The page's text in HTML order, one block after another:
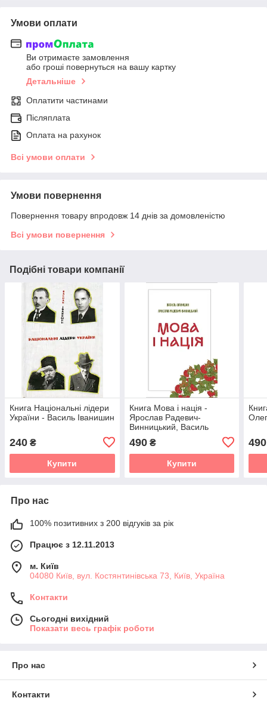
Умови оплати
Ви отримаєте замовлення
або гроші повернуться на вашу картку
Детальніше
Оплатити частинами
Післяплата
Оплата на рахунок
Всі умови оплати
Умови повернення
Повернення товару впродовж 14 днів за домовленістю
Всі умови повернення
Подібні товари компанії
Книга Національні лідери
України - Василь Іванишин
240 ₴
Купити
Книга Мова і нація -
Ярослав Радевич-
Винницький, Василь
490₴
Купити
490
Про нас
100% позитивних з 200 відгуків за рік
Працює з 12.11.2013
м. Київ
04080 Київ, вул. Костянтинівська 73, Київ, Україна
Контакти
Сьогодні вихідний
Показати весь графік роботи
Про нас
Контакти